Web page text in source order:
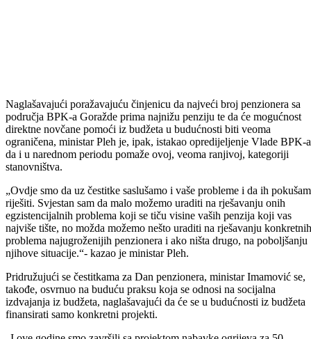
Naglašavajući poražavajuću činjenicu da najveći broj penzionera sa
područja BPK-a Goražde prima najnižu penziju te da će mogućnost
direktne novčane pomoći iz budžeta u budućnosti biti veoma
da i u narednom periodu pomaže ovoj, veoma ranjivoj, kategoriji
stanovništva.
„Ovdje smo da uz čestitke saslušamo i vaše probleme i da ih
riješiti. Svjestan sam da malo možemo uraditi na rješavanju onih
egzistencijalnih problema koji se tiču visine vaših penzija koji vas
problema najugroženijih penzionera i ako ništa drugo, na poboljšanju
njihove situacije.“- kazao je ministar Pleh.
Pridružujući se čestitkama za Dan penzionera, ministar Imamović se,